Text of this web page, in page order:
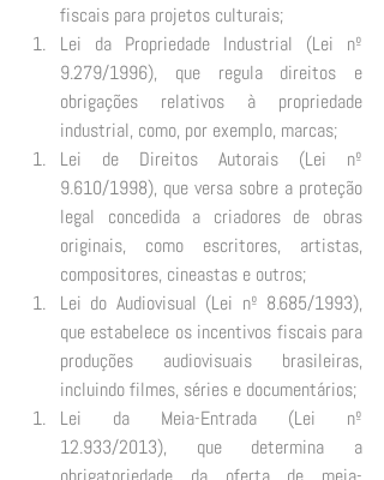
fiscais para projetos culturais;
Lei da Propriedade Industrial (Lei nº
9.279/1996), que regula direitos e
obrigações relativos à propriedade
industrial, como, por exemplo, marcas;
Lei de Direitos Autorais (Lei nº
9.610/1998), que versa sobre a proteção
legal concedida a criadores de obras
originais, como escritores, artistas,
compositores, cineastas e outros;
Lei do Audiovisual (Lei nº 8.685/1993),
que estabelece os incentivos fiscais para
produções audiovisuais brasileiras,
incluindo filmes, séries e documentários;
Lei da Meia-Entrada (Lei nº
12.933/2013), que determina a